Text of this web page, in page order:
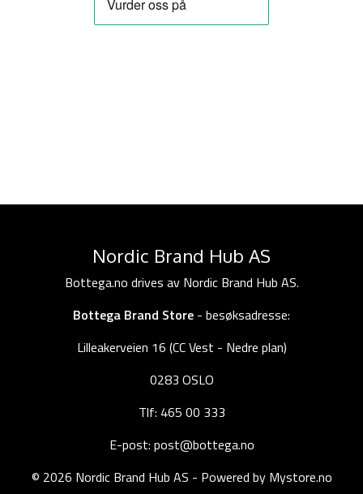
Nordic Brand Hub AS
Bottega.no drives av Nordic Brand Hub AS.
Bottega Brand Store - besøksadresse:
Lilleakerveien 16 (CC Vest - Nedre plan)
0283 OSLO
Tlf: 465 00 333
E-post: post@bottega.no
© 2026 Nordic Brand Hub AS - Powered by Mystore.no